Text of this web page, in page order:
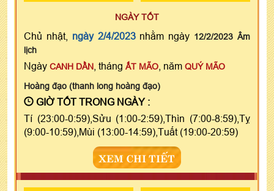
NGÀY TỐT
Chủ nhật, ngày 2/4/2023nhằm ngày 12/2/2023 Âm
lịch
Ngày CANH DẦN , tháng ẤT MÃO , năm QUÝ MÃO
Hoàng đạo (thanh long hoàng đạo)
GIỜ TỐT TRONG NGÀY :
Tí (23:00-0:59),Sửu (1:00-2:59),Thìn (7:00-8:59),Tỵ
(9:00-10:59),Mùi (13:00-14:59),Tuất (19:00-20:59)
XEM CHI TIẾT